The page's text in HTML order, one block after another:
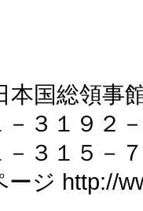
本国総領事
３１９２
３１５－
ジ http://